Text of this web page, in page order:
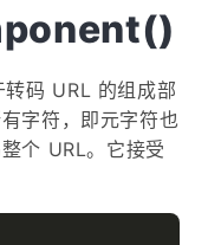
转码 URL 的组成部
字符，即元字符也
个 URL。它接受